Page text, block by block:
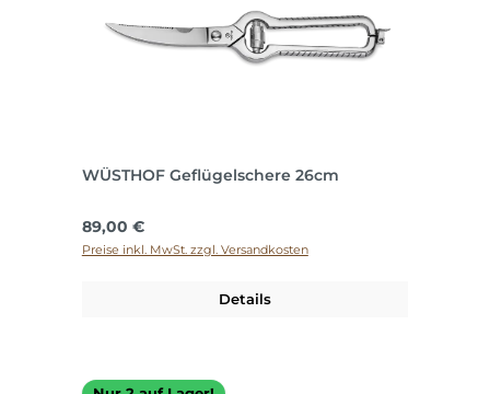
WÜSTHOF Geflügelschere 26cm
Regulärer Preis:
89,00 €
Preise inkl. MwSt. zzgl. Versandkosten
Details